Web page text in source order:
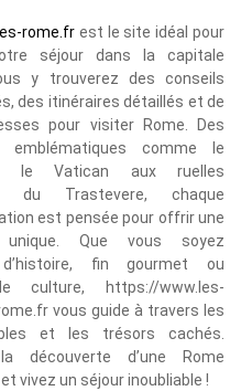
rome.fr est le site idéal pour
séjour dans la capitale
y trouverez des conseils
des itinéraires détaillés et de
pour visiter Rome. Des
emblématiques comme le
le Vatican aux ruelles
du Trastevere, chaque
est pensée pour offrir une
unique. Que vous soyez
fin gourmet ou
culture, https://www.les-
vous guide à travers les
et les trésors cachés.
découverte d’une Rome
vivez un séjour inoubliable !